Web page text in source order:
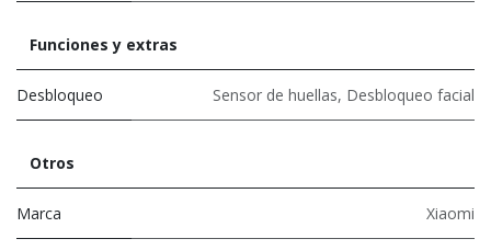
Funciones y extras
Desbloqueo Sensor de huellas, Desbloqueo facial
Otros
Marca Xiaomi